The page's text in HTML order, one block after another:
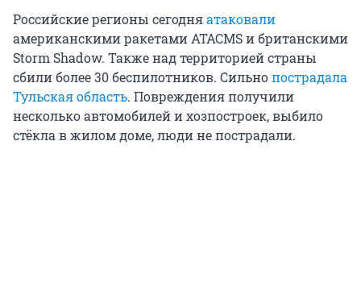
Российские регионы сегодняатаковали
американскими ракетами ATACMS и британскими
Storm Shadow. Также над территорией страны
сбили более 30 беспилотников. Сильнопострадала
Тульская область. Повреждения получили
несколько автомобилей и хозпостроек, выбило
стёкла в жилом доме, люди не пострадали.